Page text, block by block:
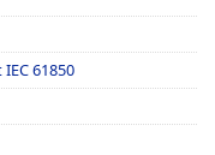
61850